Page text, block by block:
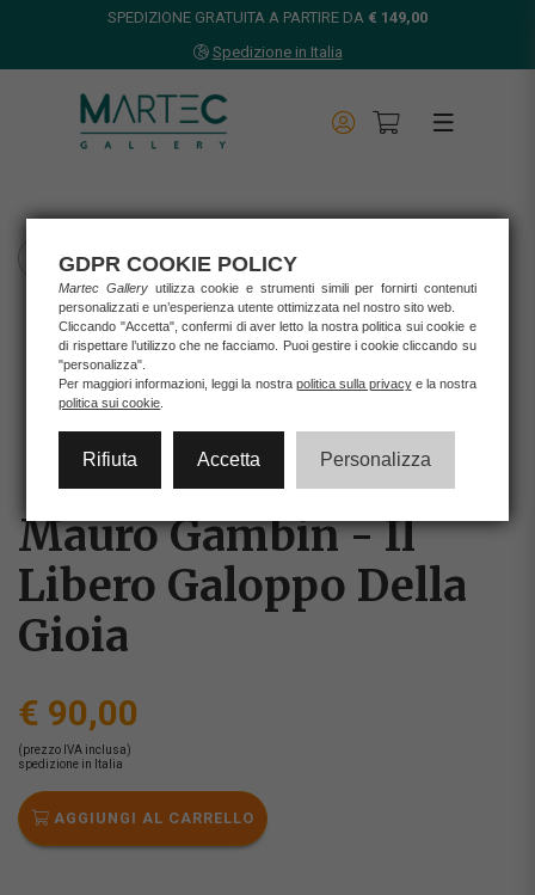
SPEDIZIONE GRATUITA A PARTIRE DA € 149,00
Spedizione in Italia
TORNA INDIETRO
Home
Opere d'arte
Opera unica
Mauro Gambin
MAURO GAMBIN - IL LIBERO GALOPPO DELLA GIOIA
Mauro Gambin - Il
Libero Galoppo Della
Gioia
€ 90,00
(prezzo IVA inclusa)
spedizione in Italia
AGGIUNGI AL CARRELLO
GDPR COOKIE POLICY
Martec Gallery utilizza cookie e strumenti simili per fornirti contenuti
personalizzati e un’esperienza utente ottimizzata nel nostro sito web.
Cliccando "Accetta", confermi di aver letto la nostra politica sui cookie e
di rispettare l’utilizzo che ne facciamo. Puoi gestire i cookie cliccando su
"personalizza".
Per maggiori informazioni, leggi la nostra politica sulla privacye la nostra
politica sui cookie
Rifiuta Accetta Personalizza